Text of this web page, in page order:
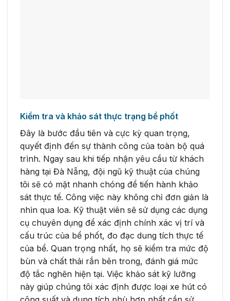
Kiểm tra và khảo sát thực trạng bể phốt
Đây là bước đầu tiên và cực kỳ quan trọng,
quyết định đến sự thành công của toàn bộ quá
trình. Ngay sau khi tiếp nhận yêu cầu từ khách
hàng tại Đà Nẵng, đội ngũ kỹ thuật của chúng
tôi sẽ có mặt nhanh chóng để tiến hành khảo
sát thực tế. Công việc này không chỉ đơn giản là
nhìn qua loa. Kỹ thuật viên sẽ sử dụng các dụng
cụ chuyên dụng để xác định chính xác vị trí và
cấu trúc của bể phốt, đo đạc dung tích thực tế
của bể. Quan trọng nhất, họ sẽ kiểm tra mức độ
bùn và chất thải rắn bên trong, đánh giá mức
độ tắc nghẽn hiện tại. Việc khảo sát kỹ lưỡng
này giúp chúng tôi xác định được loại xe hút có